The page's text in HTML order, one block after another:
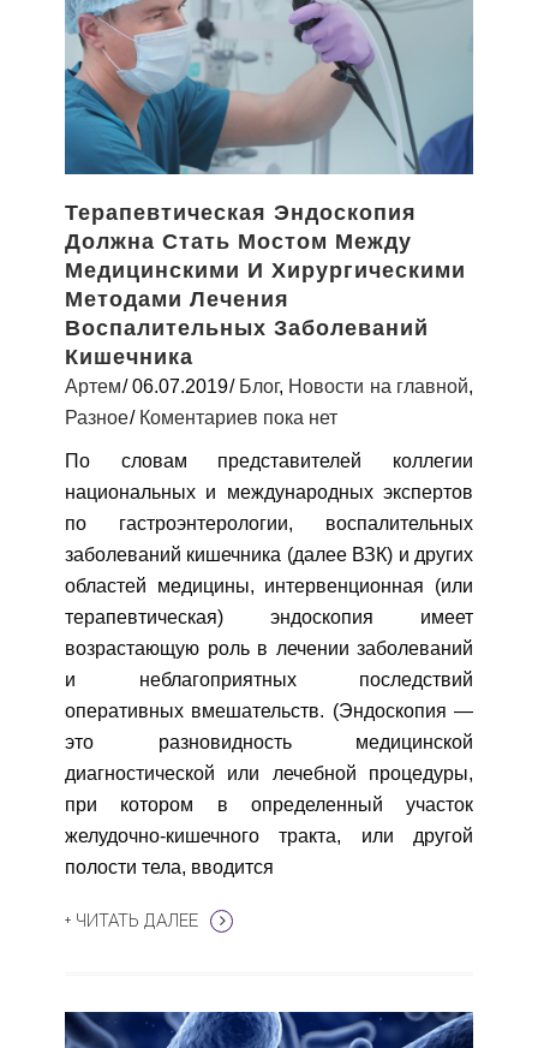
Терапевтическая Эндоскопия
Должна Стать Мостом Между
Медицинскими И Хирургическими
Методами Лечения
Воспалительных Заболеваний
Кишечника
Артем 06.07.2019 Блог, Новости на главной,
Разное
Коментариев пока нет
По словам представителей коллегии
национальных и международных экспертов
по гастроэнтерологии, воспалительных
заболеваний кишечника (далее ВЗК) и других
областей медицины, интервенционная (или
терапевтическая) эндоскопия имеет
возрастающую роль в лечении заболеваний
и неблагоприятных последствий
оперативных вмешательств. (Эндоскопия —
это разновидность медицинской
диагностической или лечебной процедуры,
при котором в определенный участок
желудочно-кишечного тракта, или другой
полости тела, вводится
+ ЧИТАТЬ ДАЛЕЕ